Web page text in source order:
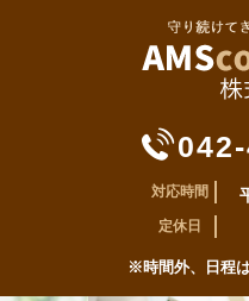
対応時間
定休日
※時間外、日程